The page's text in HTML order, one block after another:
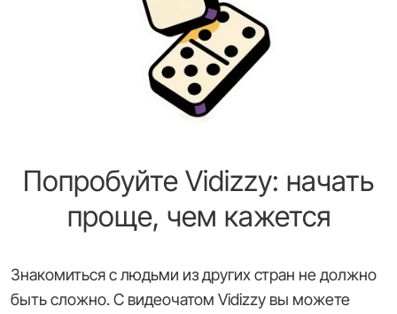
Попробуйте Vidizzy: начать
проще, чем кажется
Знакомиться с людьми из других стран не должно
быть сложно. С видеочатом Vidizzy вы можете